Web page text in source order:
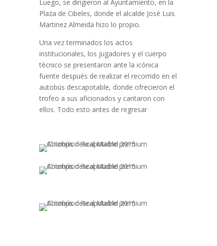
Luego, se dirigieron al Ayuntamiento, en la
Plaza de Cibeles, donde el alcalde José Luis
Martinez Almeida hizo lo propio.
Una vez terminados los actos
institucionales, los jugadores y el cuerpo
técnico se presentaron ante la icónica
fuente después de realizar el recorrido en el
autobús descapotable, donde ofrecieron el
trofeo a sus aficionados y cantaron con
ellos. Todo esto antes de regresar